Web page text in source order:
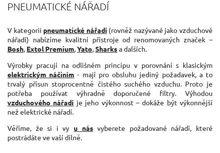
Výrobce
GEKO
EXTOL-PREMIUM(7)
EXTOL-CRAFT(3)
TOYA(1)
PNEUMATICKÉ NÁŘADÍ
V kategorii pneumatické nářadí(rovněž nazývané jako vzduchové
nářadí) nabízíme kvalitní přístroje od renomovaných značek –
Bosh, Extol Premium,Yato,Sharksa dalších.
Výrobky pracují na odlišném principu v porovnání s klasickým
elektrickým náčiním - mají pro obsluhu jediný požadavek, a to
trvalý přísun stoprocentně čistého suchého vzduchu. Proto je
potřeba používat výhradně doporučené filtry. Výhodou
vzduchového nářadí je jeho výkonnost – dokáže být výkonnější
než elektrické nářadí.
Věříme, že si i vy u násvyberete požadované nářadí, které
postrádáte ve vaší dílně.